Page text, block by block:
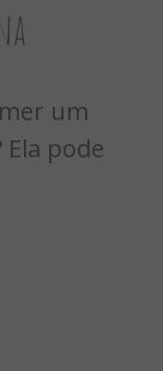
um
pode